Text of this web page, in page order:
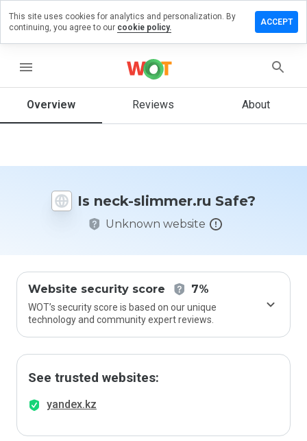
menu
Overview Reviews About
Is neck-slimmer.ru Safe?
Unknown website
Website security score 7%
WOT’s security score is based on our unique
technology and community expert reviews.
See trusted websites:
yandex.kz
a
on
you
This site uses cookies for analytics and personalization. By
continuing, you agree to our cookie policy.
ACCEPT